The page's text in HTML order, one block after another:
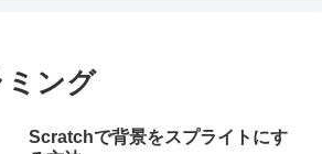
ング
Scratchで背景をスプライトにす